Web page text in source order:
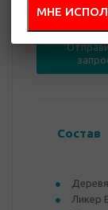
Состав
Ликер
МНЕ